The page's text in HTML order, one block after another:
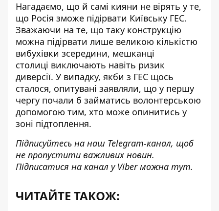
Нагадаємо, що й самі кияни не вірять у те,
що Росія зможе підірвати Київську ГЕС.
Зважаючи на те, що таку конструкцію
можна підірвати лише великою кількістю
вибухівки зсередини, мешканці
столиці виключають навіть ризик
диверсії. У випадку, якби з ГЕС щось
сталося, опитувані заявляли, що у першу
чергу почали б займатись волонтерською
допомогою тим, хто може опинитись у
зоні підтоплення.
Підписуйтесь на наш Telegram-канал, щоб
не пропустити важливих новин.
Підписатися на канал у Viber можна тут.
ЧИТАЙТЕ ТАКОЖ: